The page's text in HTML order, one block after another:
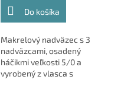
Do košíka
Makrelový nadväzec s 3
nadväzcami, osadený
háčikmi veľkosti 5/0 a
vyrobený z vlasca s